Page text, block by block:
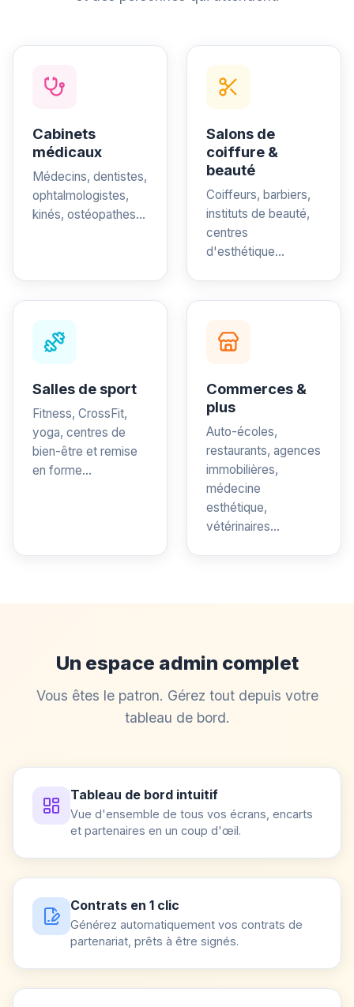
Cabinets
médicaux
Médecins, dentistes,
ophtalmologistes,
kinés, ostéopathes...
Salons de
coiffure &
beauté
Coiffeurs, barbiers,
instituts de beauté,
centres
d'esthétique...
Salles de sport
Fitness, CrossFit,
yoga, centres de
bien-être et remise
en forme...
Commerces &
plus
Auto-écoles,
restaurants, agences
immobilières,
médecine
esthétique,
vétérinaires...
Un espace admin complet
Vous êtes le patron. Gérez tout depuis votre
tableau de bord.
Tableau de bord intuitif
Vue d'ensemble de tous vos écrans, encarts
et partenaires en un coup d'œil.
Contrats en 1 clic
Générez automatiquement vos contrats de
partenariat, prêts à être signés.